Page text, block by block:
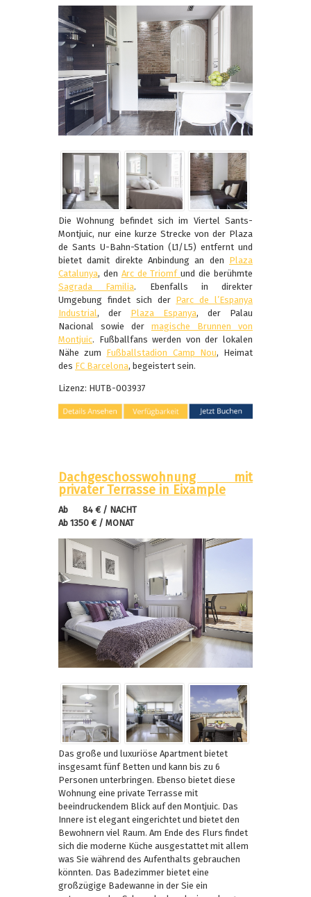
Die Wohnung befindet sich im Viertel Sants-
Montjuic, nur eine kurze Strecke von der Plaza
de Sants U-Bahn-Station (L1/L5) entfernt und
bietet damit direkte Anbindung an den Plaza
Catalunya, den Arc de Triomfund die berühmte
Sagrada Familia. Ebenfalls in direkter
Umgebung findet sich der Parc de l’Espanya
Industrial, der Plaza Espanya, der Palau
Nacional sowie der magische Brunnen von
Montjuic. Fußballfans werden von der lokalen
Nähe zum Fußballstadion Camp Nou, Heimat
des FC Barcelona, begeistert sein.
Lizenz: HUTB-003937
Dachgeschosswohnung mit
privater Terrasse in Eixample
Ab 84 € / NACHT
Ab 1350 € / MONAT
Das große und luxuriöse Apartment bietet
insgesamt fünf Betten und kann bis zu 6
Personen unterbringen. Ebenso bietet diese
Wohnung eine private Terrasse mit
beeindruckendem Blick auf den Montjuic. Das
Innere ist elegant eingerichtet und bietet den
Bewohnern viel Raum. Am Ende des Flurs findet
sich die moderne Küche ausgestattet mit allem
was Sie während des Aufenthalts gebrauchen
könnten. Das Badezimmer bietet eine
großzügige Badewanne in der Sie ein